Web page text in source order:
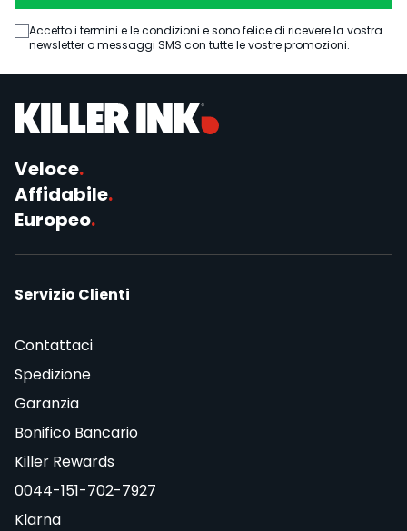
Accetto i termini e le condizioni e sono felice di ricevere la vostra
newsletter o messaggi SMS con tutte le vostre promozioni.
Veloce.
Affidabile.
Europeo.
Servizio Clienti
Contattaci
Spedizione
Garanzia
Bonifico Bancario
Killer Rewards
0044-151-702-7927
Klarna